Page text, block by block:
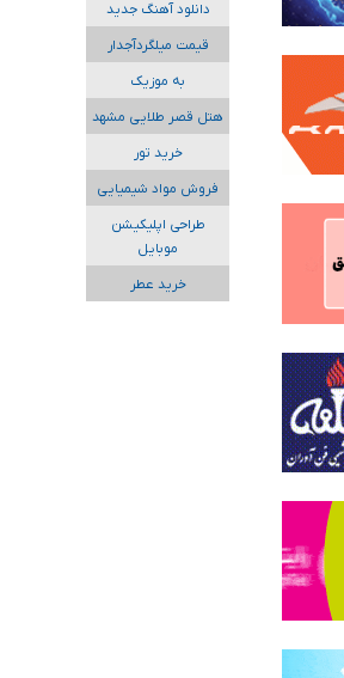
دانلود آهنگ جدید
قیمت میلگردآجدار
به موزیک
هتل قصر طلایی مشهد
خرید تور
فروش مواد شیمیایی
طراحی اپلیکیشن
موبایل
خرید عطر